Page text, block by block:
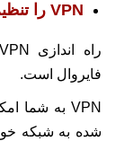
VPN را تنظیم کنید.
فایروال است.
VPN به شما امکان میدهد از طریق
شده به شبکه